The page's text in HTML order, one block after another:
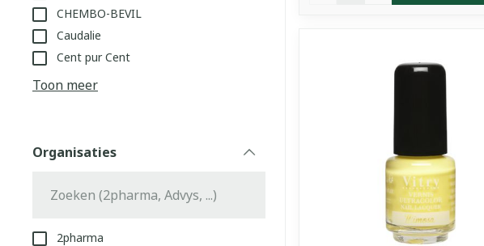
CHEMBO-BEVIL
Caudalie
Cent pur Cent
Toon meer
Organisaties
2pharma